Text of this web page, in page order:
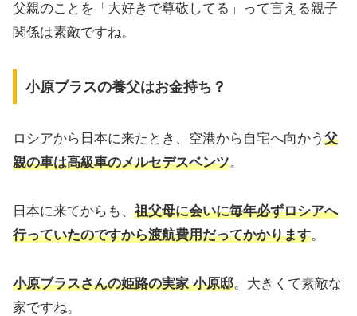
父親のことを「大好きで尊敬してる」って言える親子
関係は素敵ですね。
小原ブラスの養父はお金持ち？
ロシアから日本に来たとき、空港から自宅へ向かう 父
親の車は高級車のメルセデスベンツ。
日本に来てからも、 祖父母に会いに毎年必ずロシアへ
行っていたのですから渡航費用だってかかります。
小原ブラスさんの姫路の実家 小原邸。大きくて素敵な
家ですね。